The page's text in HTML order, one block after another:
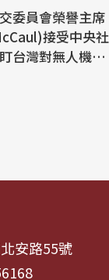
委員會榮譽主席
接受中央社
台灣對無人機的
載具特別條例不
安路55號